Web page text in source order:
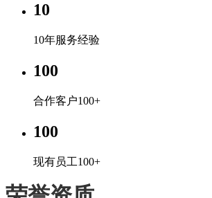
10
10年服务经验
100
合作客户100+
100
现有员工100+